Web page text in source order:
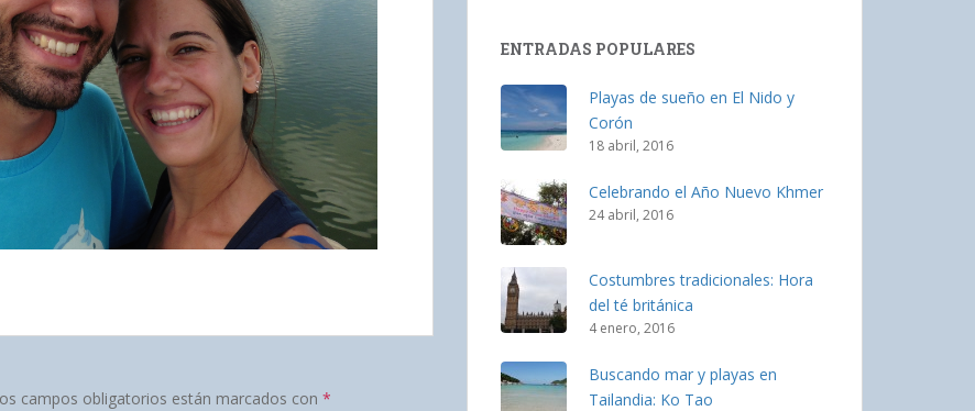
campos obligatorios están marcados con *
ENTRADAS POPULARES
Playas de sueño en El Nido y
Corón
18 abril, 2016
Celebrando el Año Nuevo Khmer
24 abril, 2016
Costumbres tradicionales: Hora
del té británica
4 enero, 2016
Buscando mar y playas en
Tailandia: Ko Tao